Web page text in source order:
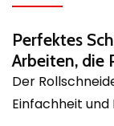
Perfektes
Arbeiten, die
Der
Einfachheit